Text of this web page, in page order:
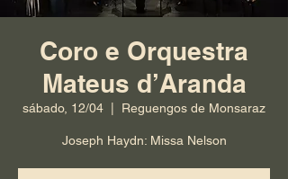
Coro e Orquestra
Mateus d’Aranda
sábado, 12/04 Reguengos de Monsaraz
Joseph Haydn: Missa Nelson